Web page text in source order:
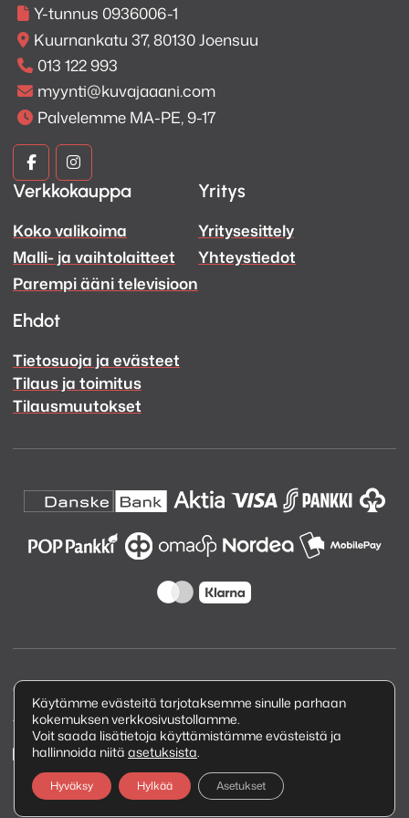
ääniraita tuntuu yhtä mukaansatempaavalta kuin
toimintaelokuva teattereissa. W83-sarjan
äänenkäsittely sekä sisäänrakennettu subwoofer ja
mukaansatempaava Dolby Atmos® -tekniikka
saavat olosi tuntumaan siltä kuin istuisit
elokuvateatterin parhaalla paikalla. Ääni vie sinut
mukaansa siihen, mitä olet katsomassa, joten tunnet
olevasi osa tarinaa.
Y-tunnus 0936006-1
Kuurnankatu 37, 80130 Joensuu
013 122 993
myynti@kuvajaaani.com
Palvelemme MA-PE, 9-17
Kuva
ja
Ääni
Facebook
Kuva
ja
Ääni
Instagram
Verkkokauppa
Koko valikoima
Malli- ja vaihtolaitteet
Parempi ääni televisioon
Yritys
Yritysesittely
Yhteystiedot
Ehdot
Tietosuoja ja evästeet
Tilaus ja toimitus
Tilausmuutokset
Copyright © 2026 Kuva ja Ääni Oy
Tietosuojaseloste
Käytämme evästeitä tarjotaksemme sinulle parhaan
kokemuksen verkkosivustollamme.
Voit saada lisätietoja käyttämistämme evästeistä ja
hallinnoida niitä asetuksista.
Hyväksy Hylkää Asetukset